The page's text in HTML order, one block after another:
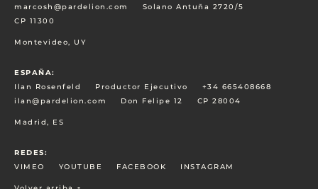
marcosh@pardelion.com
Solano Antuña 2720/5
CP 11300
Montevideo, UY
ESPAÑA:
Ilan Rosenfeld
Productor Ejecutivo
+34 665408668
ilan@pardelion.com
Don Felipe 12 CP 28004
Madrid, ES
REDES:
VIMEO
YOUTUBE FACEBOOK INSTAGRAM